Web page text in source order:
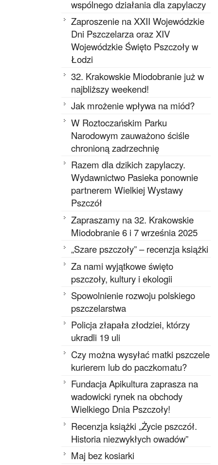
wspólnego działania dla zapylaczy
Zaproszenie na XXII Wojewódzkie
Dni Pszczelarza oraz XIV
Wojewódzkie Święto Pszczoły w
Łodzi
32. Krakowskie Miodobranie już w
najbliższy weekend!
Jak mrożenie wpływa na miód?
W Roztoczańskim Parku
Narodowym zauważono ściśle
chronioną zadrzechnię
Razem dla dzikich zapylaczy.
Wydawnictwo Pasieka ponownie
partnerem Wielkiej Wystawy
Pszczół
Zapraszamy na 32. Krakowskie
Miodobranie 6 i 7 września 2025
„Szare pszczoły” – recenzja książki
Za nami wyjątkowe święto
pszczoły, kultury i ekologii
Spowolnienie rozwoju polskiego
pszczelarstwa
Policja złapała złodziei, którzy
ukradli 19 uli
Czy można wysyłać matki pszczele
kurierem lub do paczkomatu?
Fundacja Apikultura zaprasza na
wadowicki rynek na obchody
Wielkiego Dnia Pszczoły!
Recenzja książki „Życie pszczół.
Historia niezwykłych owadów”
Maj bez kosiarki